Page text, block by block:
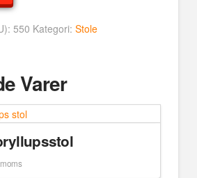
550 Kategori: Stole
Varer